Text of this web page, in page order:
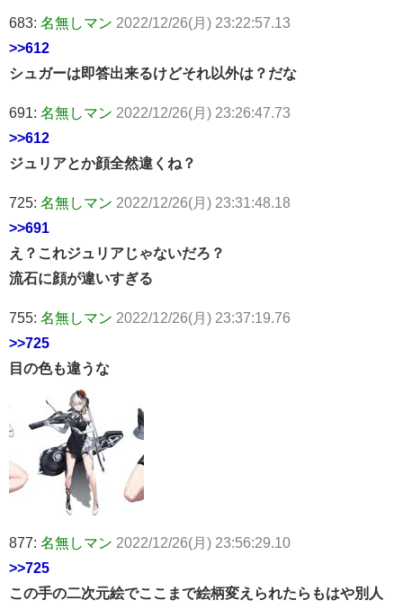
683: 名無しマン 2022/12/26(月) 23:22:57.13
>>612
シュガーは即答出来るけどそれ以外は？だな
691: 名無しマン 2022/12/26(月) 23:26:47.73
>>612
ジュリアとか顔全然違くね？
725: 名無しマン 2022/12/26(月) 23:31:48.18
>>691
え？これジュリアじゃないだろ？
流石に顔が違いすぎる
755: 名無しマン 2022/12/26(月) 23:37:19.76
>>725
目の色も違うな
877: 名無しマン 2022/12/26(月) 23:56:29.10
>>725
この手の二次元絵でここまで絵柄変えられたらもはや別人